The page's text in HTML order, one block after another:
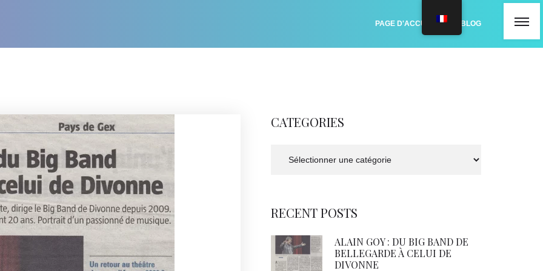
PAGE D'ACCUEIL BLOG
CATEGORIES
RECENT POSTS
ALAIN GOY : DU BIG BAND DE
BELLEGARDE À CELUI DE
DIVONNE